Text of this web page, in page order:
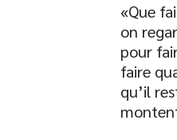
«Que
on
pour
faire
qu’il